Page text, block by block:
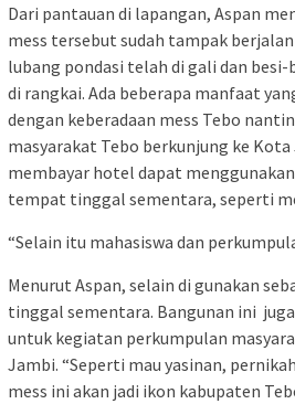
Dari pantauan di lapangan, Aspan
mess tersebut sudah tampak
lubang pondasi telah di gali dan
di rangkai. Ada beberapa manfaat
dengan keberadaan mess Tebo
masyarakat Tebo berkunjung ke
membayar hotel dapat
tempat tinggal sementara, seperti
“Selain itu mahasiswa dan
Menurut Aspan, selain di gunakan
tinggal sementara. Bangunan ini
untuk kegiatan perkumpulan
Jambi. “Seperti mau yasinan,
mess ini akan jadi ikon kabupaten